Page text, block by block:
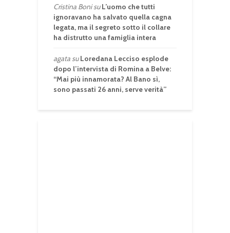
Cristina BonisuL’uomo che tutti
ignoravano ha salvato quella cagna
legata, ma il segreto sotto il collare
ha distrutto una famiglia intera
agatasuLoredana Lecciso esplode
dopo l’intervista di Romina a Belve:
“Mai più innamorata? Al Bano sì,
sono passati 26 anni, serve verità”